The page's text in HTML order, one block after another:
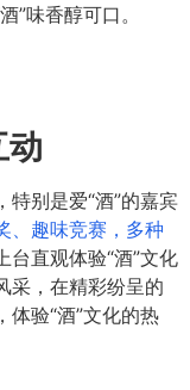
”味香醇可口。
动
，特别是爱“酒”的嘉宾
、趣味竞赛，多种
台直观体验“酒”文化
采，在精彩纷呈的
验“酒”文化的热